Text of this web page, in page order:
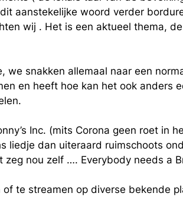
aanstekelijke woord verder
wij . Het is een aktueel thema,
we snakken allemaal naar een
en heeft hoe kan het ook anders
Inc. (mits Corona geen roet
liedje dan uiteraard ruimschoots
nou zelf …. Everybody needs a
te streamen op diverse bekende